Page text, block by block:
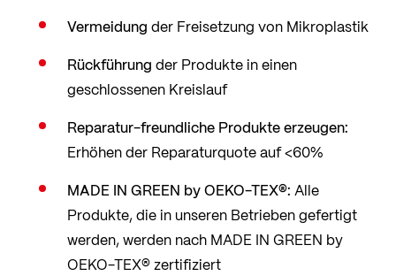
Vermeidung der Freisetzung von Mikroplastik
Rückführung der Produkte in einen
geschlossenen Kreislauf
Reparatur-freundliche Produkte erzeugen:
Erhöhen der Reparaturquote auf <60%
MADE IN GREEN by OEKO-TEX®: Alle
Produkte, die in unseren Betrieben gefertigt
werden, werden nach MADE IN GREEN by
OEKO-TEX® zertifiziert